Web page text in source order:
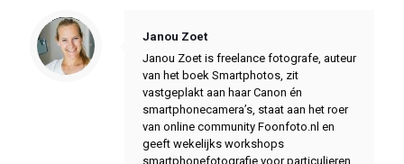
Notice
: Trying to access array offset on value of type null in
/var/www/vhosts/foonfoto.nl/httpdocs/wp-content/themes/betheme/includes/content-single.php
on line286
Janou Zoet
Janou Zoet is freelance fotografe, auteur
van het boek Smartphotos, zit
vastgeplakt aan haar Canon én
smartphonecamera’s, staat aan het roer
van online community Foonfoto.nl en
geeft wekelijks workshops
smartphonefotografie voor particulieren,